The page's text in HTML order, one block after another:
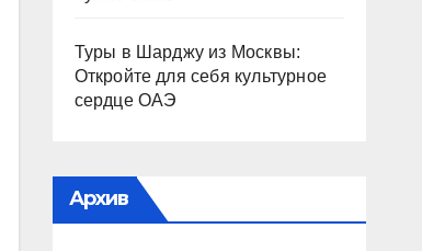
Туры в Шарджу из Москвы:
Откройте для себя культурное
сердце ОАЭ
Архив